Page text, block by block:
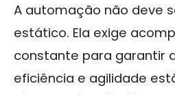
A automação não deve
estático. Ela exige
constante para garantir
eficiência e agilidade